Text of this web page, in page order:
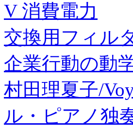
V 消費電力
交換用フィル
企業行動の動
村田理夏子/
ル・ピアノ独